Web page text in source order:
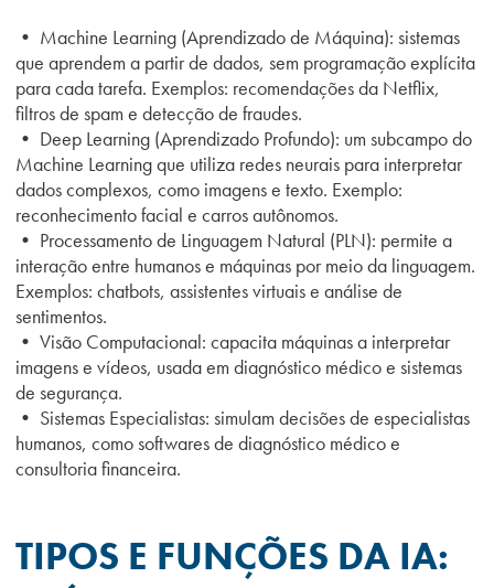
• Machine Learning (Aprendizado de Máquina): sistemas
que aprendem a partir de dados, sem programação explícita
para cada tarefa. Exemplos: recomendações da Netflix,
filtros de spam e detecção de fraudes.
• Deep Learning (Aprendizado Profundo): um subcampo do
Machine Learning que utiliza redes neurais para interpretar
dados complexos, como imagens e texto. Exemplo:
reconhecimento facial e carros autônomos.
• Processamento de Linguagem Natural (PLN): permite a
interação entre humanos e máquinas por meio da linguagem.
Exemplos: chatbots, assistentes virtuais e análise de
sentimentos.
• Visão Computacional: capacita máquinas a interpretar
imagens e vídeos, usada em diagnóstico médico e sistemas
de segurança.
• Sistemas Especialistas: simulam decisões de especialistas
humanos, como softwares de diagnóstico médico e
consultoria financeira.
TIPOS E FUNÇÕES DA IA: